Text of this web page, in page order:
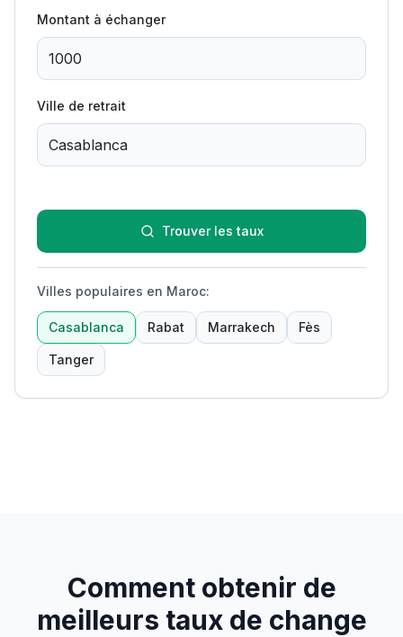
Montant à échanger
Ville de retrait
Trouver les taux
Villes populaires en Maroc:
Casablanca Rabat Marrakech Fès
Tanger
Comment obtenir de
meilleurs taux de change